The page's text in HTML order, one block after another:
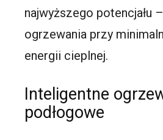
najwyższego potencjału
ogrzewania przy
energii cieplnej.
Inteligentne
podłogowe